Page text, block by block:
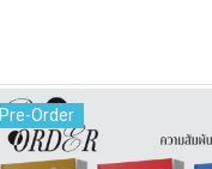
Pre-Order